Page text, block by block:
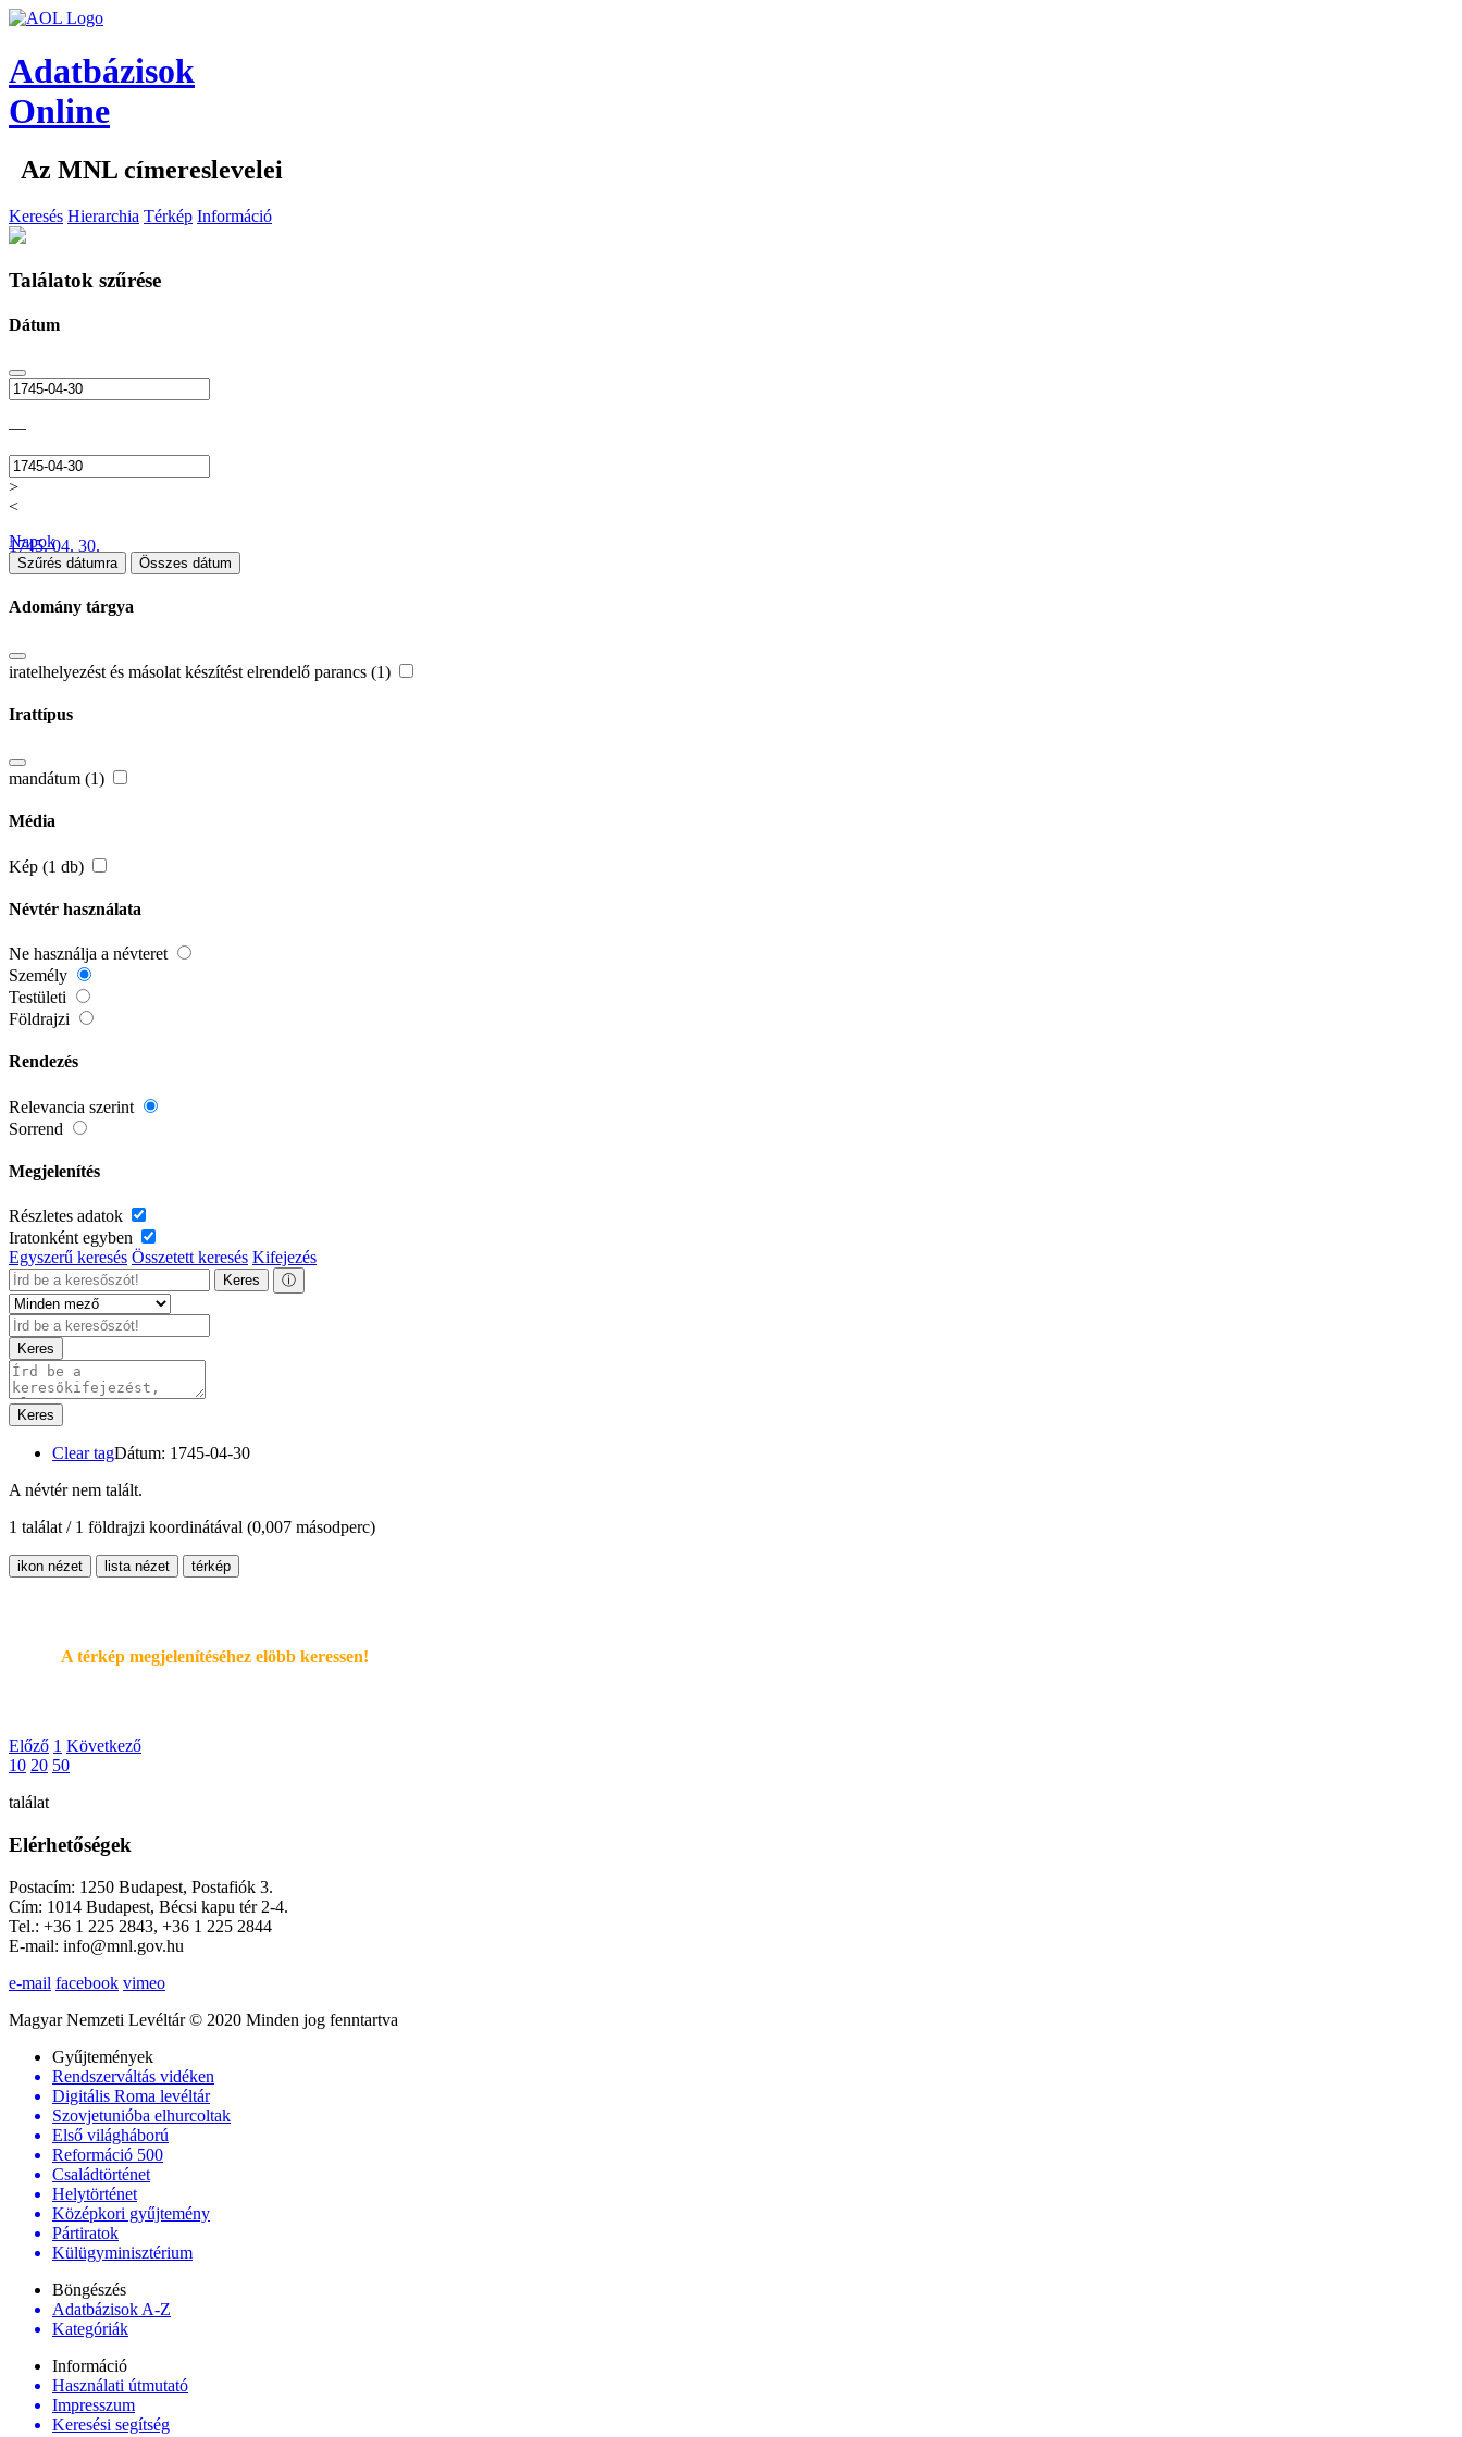
Adatbázisok
Online
Az MNL címereslevelei
Keresés Hierarchia Térkép Információ
Találatok szűrése
Dátum
—
>
<
1745. 04. 30.
Napok
Szűrés dátumra Összes dátum
Adomány tárgya
iratelhelyezést és másolat készítést elrendelő parancs (1)
Irattípus
mandátum (1)
Média
Kép (1 db)
Névtér használata
Ne használja a névteret
Személy
Testületi
Földrajzi
Rendezés
Relevancia szerint
Sorrend
Megjelenítés
Részletes adatok
Iratonként egyben
Egyszerű keresés Összetett keresés Kifejezés
Keres ⓘ
Keres
Keres
Clear tagDátum: 1745-04-30
A névtér nem talált.
1 találat / 1 földrajzi koordinátával (0,007 másodperc)
ikon nézet lista nézet térkép
A térkép megjelenítéséhez elöbb keressen!
Előző 1 Következő
10 20 50
találat
Elérhetőségek
Postacím: 1250 Budapest, Postafiók 3.
Cím: 1014 Budapest, Bécsi kapu tér 2-4.
Tel.: +36 1 225 2843, +36 1 225 2844
E-mail: info@mnl.gov.hu
e-mail facebook vimeo
Magyar Nemzeti Levéltár © 2020 Minden jog fenntartva
Gyűjtemények
Rendszerváltás vidéken
Digitális Roma levéltár
Szovjetunióba elhurcoltak
Első világháború
Reformáció 500
Családtörténet
Helytörténet
Középkori gyűjtemény
Pártiratok
Külügyminisztérium
Böngészés
Adatbázisok A-Z
Kategóriák
Információ
Használati útmutató
Impresszum
Keresési segítség